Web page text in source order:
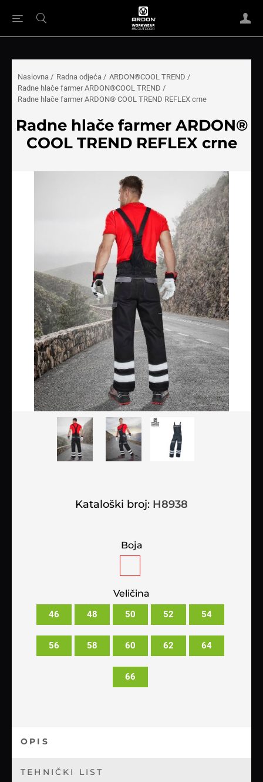
Naslovna / Radna odjeća / ARDON®COOL TREND /
Radne hlače farmer ARDON®COOL TREND /
Radne hlače farmer ARDON® COOL TREND REFLEX crne
Radne hlače farmer ARDON®
COOL TREND REFLEX crne
Kataloški broj: H8938
Boja
Veličina
46 48 50 52 54
56 58 60 62 64
66
OPIS
TEHNIČKI LIST